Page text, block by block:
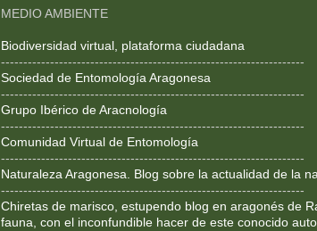
MEDIO AMBIENTE
Biodiversidad virtual, plataforma ciudadana
--------------------------------------------------------------------
Sociedad de Entomología Aragonesa
--------------------------------------------------------------------
Grupo Ibérico de Aracnología
--------------------------------------------------------------------
Comunidad Virtual de Entomología
--------------------------------------------------------------------
Naturaleza Aragonesa. Blog sobre la actualidad de la
--------------------------------------------------------------------
Chiretas de marisco, estupendo blog en aragonés de
fauna, con el inconfundible hacer de este conocido